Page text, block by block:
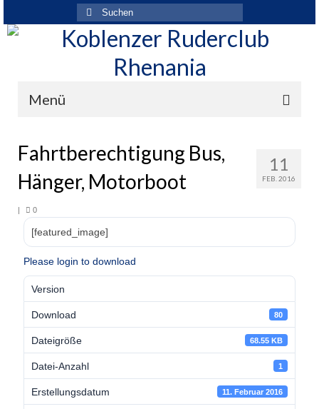
Suchen
nach:
Menü
Ansprechpartner
Rhenania News
Mitgliedschaft
Historie
Vereinskleidung
Unser Angebot
Leistungssport
Masters Rudern
11
FEB. 2016
Fahrtberechtigung Bus,
Hänger, Motorboot
| 0
[featured_image]
Please login to download
Version
Download 80
Dateigröße 68.55 KB
Datei-Anzahl 1
Erstellungsdatum 11. Februar 2016